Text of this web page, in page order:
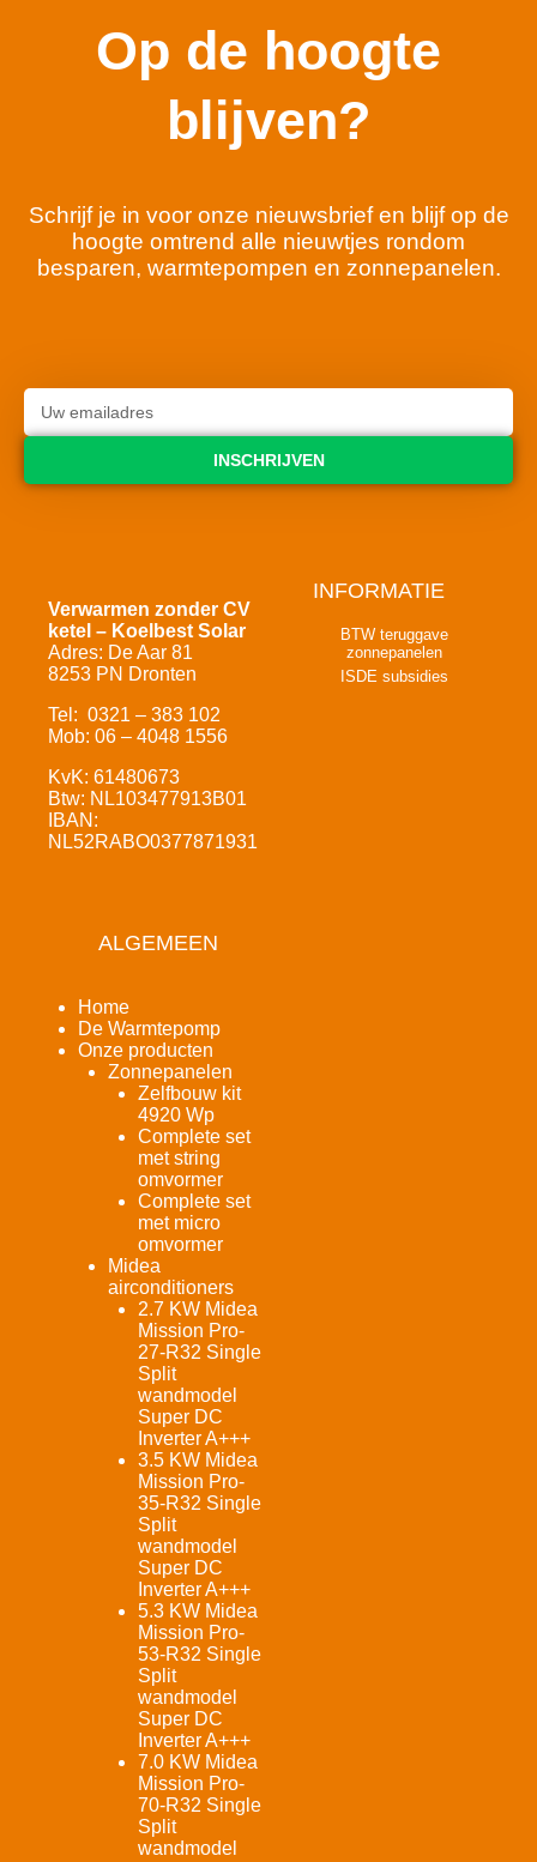
Op de hoogte
blijven?
Schrijf je in voor onze nieuwsbrief en blijf op de
hoogte omtrend alle nieuwtjes rondom
besparen, warmtepompen en zonnepanelen.
INSCHRIJVEN
Verwarmen zonder CV
ketel – Koelbest Solar
Adres: De Aar 81
8253 PN Dronten
Tel: 0321 – 383 102
Mob: 06 – 4048 1556
KvK: 61480673
Btw: NL103477913B01
IBAN:
NL52RABO0377871931
INFORMATIE
BTW teruggave
zonnepanelen
ISDE subsidies
ALGEMEEN
Home
De Warmtepomp
Onze producten
Zonnepanelen
Zelfbouw kit
4920 Wp
Complete set
met string
omvormer
Complete set
met micro
omvormer
Midea
airconditioners
2.7 KW Midea
Mission Pro-
27-R32 Single
Split
wandmodel
Super DC
Inverter A+++
3.5 KW Midea
Mission Pro-
35-R32 Single
Split
wandmodel
Super DC
Inverter A+++
5.3 KW Midea
Mission Pro-
53-R32 Single
Split
wandmodel
Super DC
Inverter A+++
7.0 KW Midea
Mission Pro-
70-R32 Single
Split
wandmodel